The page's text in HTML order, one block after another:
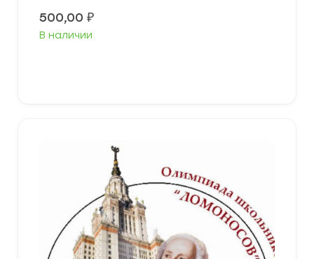
500,00 ₽
В наличии